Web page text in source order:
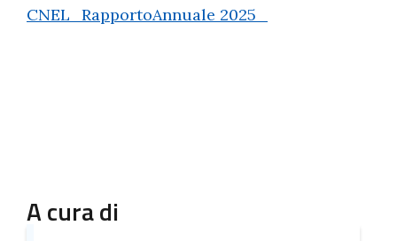
CNEL_RapportoAnnuale 2025_
A cura di